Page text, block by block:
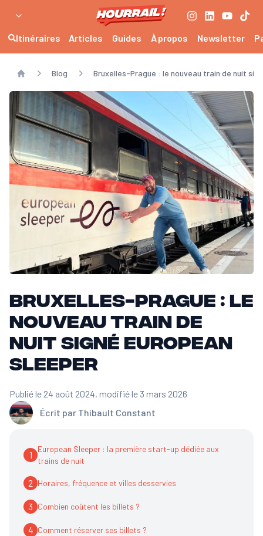
Itinéraires Articles Guides À propos Newsletter
Home
Blog Bruxelles-Prague : le nouveau train de nuit
Bruxelles-Prague : le
nouveau train de
nuit signé European
Sleeper
Écrit par Thibault Constant
Publié le 24 août 2024, modifié le 3 mars 2026
1
European Sleeper : la première start-up dédiée aux
trains de nuit
2 Horaires, fréquence et villes desservies
3 Combien coûtent les billets ?
4 Comment réserver ses billets ?